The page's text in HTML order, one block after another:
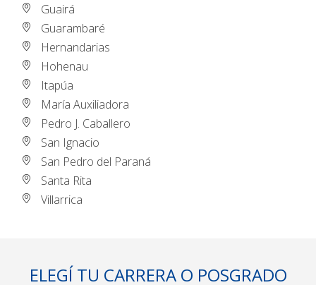
Guairá
Guarambaré
Hernandarias
Hohenau
Itapúa
María Auxiliadora
Pedro J. Caballero
San Ignacio
San Pedro del Paraná
Santa Rita
Villarrica
ELEGÍ TU CARRERA O POSGRADO